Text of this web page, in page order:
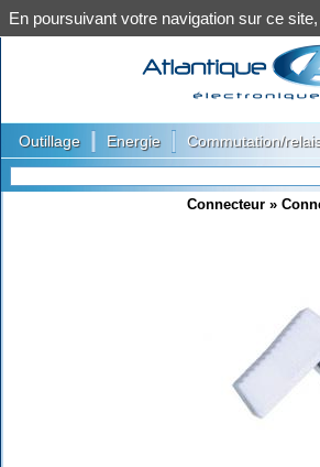
Outillage Energie Commutation/
Connecteur »
En poursuivant votre navigation sur ce